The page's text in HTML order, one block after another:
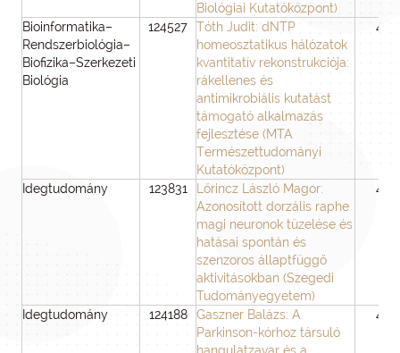
Biológiai Kutatóközpont)
Bioinformatika–
Rendszerbiológia–
Biofizika–Szerkezeti
Biológia
124527
Tóth Judit: dNTP
homeosztatikus hálózatok
kvantitatív rekonstrukciója:
rákellenes és
antimikrobiális kutatást
támogató alkalmazás
fejlesztése (MTA
Természettudományi
Kutatóközpont)
48
Idegtudomány 123831
Lőrincz László Magor:
Azonosított dorzális raphe
magi neuronok tüzelése és
hatásai spontán és
szenzoros állaptfüggő
aktivitásokban (Szegedi
Tudományegyetem)
48
Idegtudomány 124188
Gaszner Balázs: A
Parkinson-kórhoz társuló
48